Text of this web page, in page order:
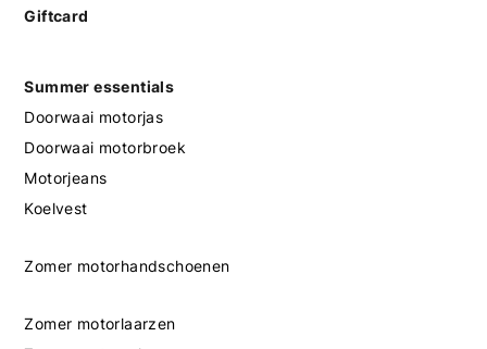
Giftcard
Summer essentials
Doorwaai motorjas
Doorwaai motorbroek
Motorjeans
Koelvest
Zomer motorhandschoenen
Zomer motorlaarzen